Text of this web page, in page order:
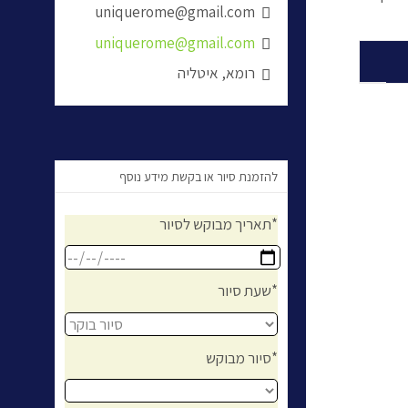

uniquerome@gmail.com

uniquerome@gmail.com
 רומא, איטליה
להזמנת סיור או בקשת מידע נוסף
תאריך מבוקש לסיור*
שעת סיור*
סיור מבוקש*